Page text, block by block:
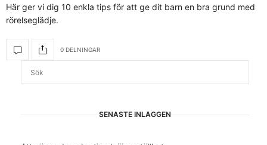
Här ger vi dig 10 enkla tips för att ge dit barn en bra grund med
rörelseglädje.
0 DELNINGAR
SENASTE INLÄGGEN